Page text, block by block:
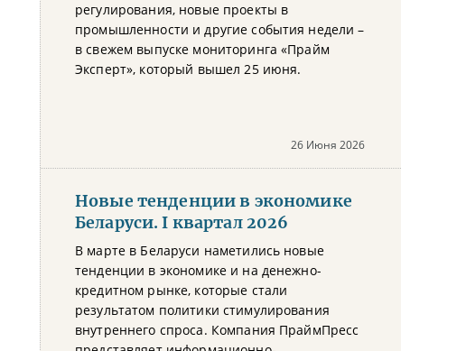
регулирования, новые проекты в
промышленности и другие события недели –
в свежем выпуске мониторинга «Прайм
Эксперт», который вышел 25 июня.
26 Июня 2026
Новые тенденции в экономике
Беларуси. I квартал 2026
В марте в Беларуси наметились новые
тенденции в экономике и на денежно-
кредитном рынке, которые стали
результатом политики стимулирования
внутреннего спроса. Компания ПраймПресс